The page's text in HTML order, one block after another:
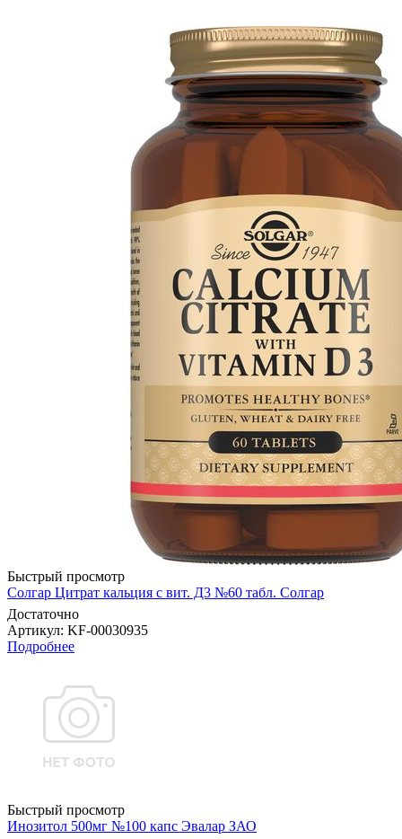
Быстрый просмотр
Солгар Цитрат кальция с вит. Д3 №60 табл. Солгар
Достаточно
Артикул: KF-00030935
Подробнее
Быстрый просмотр
Инозитол 500мг №100 капс Эвалар ЗАО